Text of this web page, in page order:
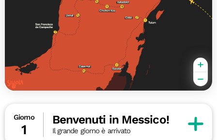
Giorno
1
Benvenuti in Messico!
Il grande giorno è arrivato